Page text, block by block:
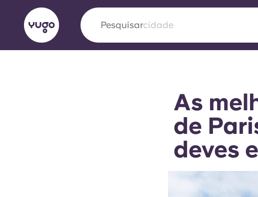
Pesquisar
Yugo VCARB: Impulsionando uma
era no alojamento estudantil
A parceria pioneira Yugocom a VCARB estimula a
As
de
deves